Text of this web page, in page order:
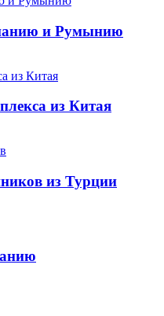
и Румынию
из Китая
из Турции